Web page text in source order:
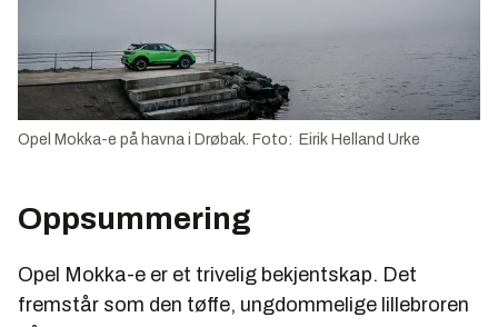
Opel Mokka-e på havna i Drøbak. Foto: Eirik Helland Urke
Oppsummering
Opel Mokka-e er et trivelig bekjentskap. Det
fremstår som den tøffe, ungdommelige lillebroren